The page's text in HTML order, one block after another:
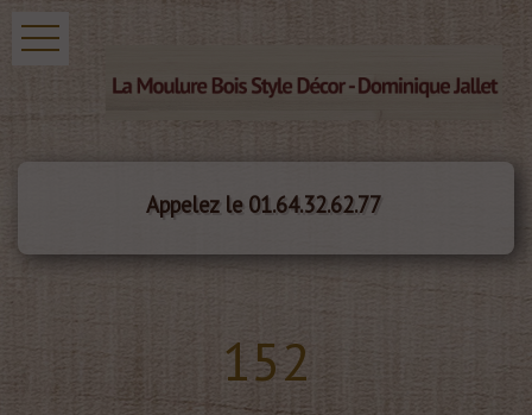
Appelez le 01.64.32.62.77
152